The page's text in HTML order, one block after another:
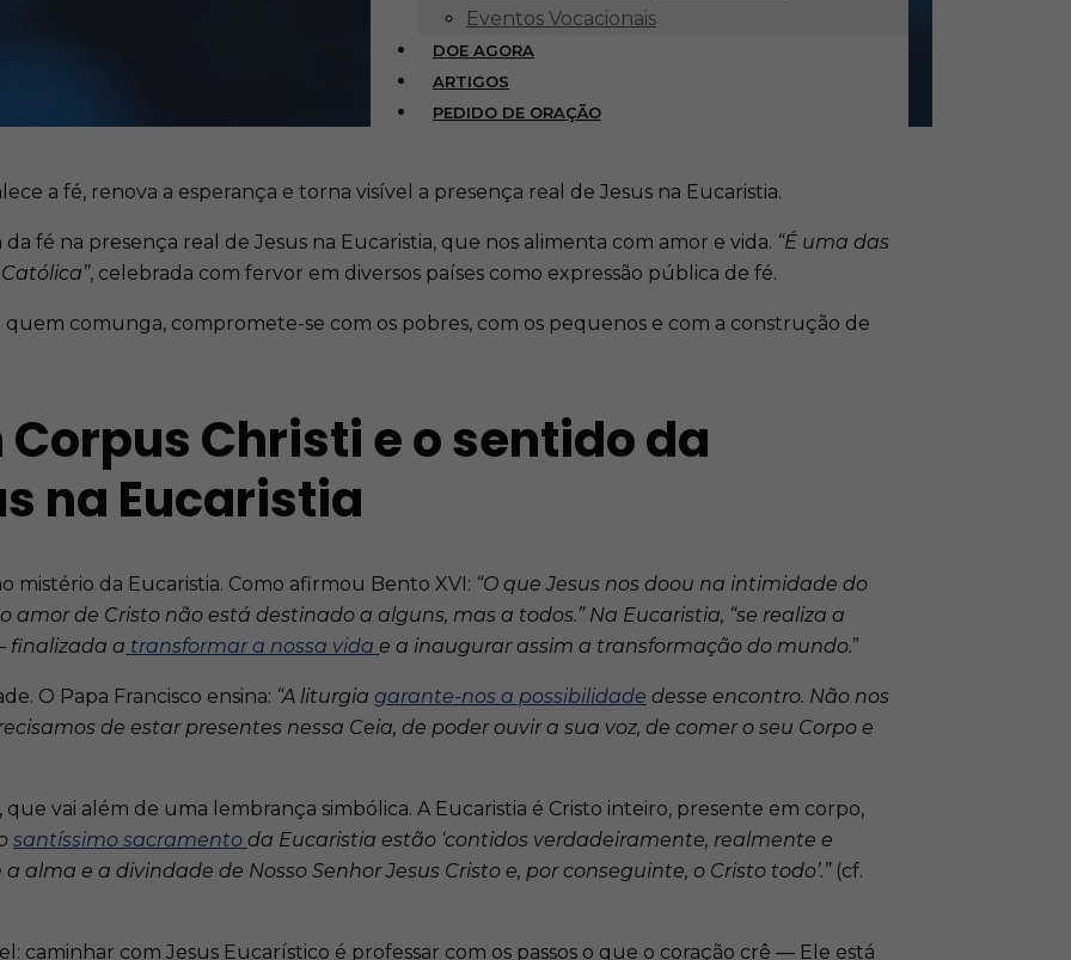
Eventos Vocacionais
DOE AGORA
ARTIGOS
PEDIDO DE ORAÇÃO
a fé, renova a esperança e torna visível a presença real de Jesus na Eucaristia.
fé na presença real de Jesus na Eucaristia, que nos alimenta com amor e vida. “É uma das
, celebrada com fervor em diversos países como expressão pública de fé.
quem comunga, compromete-se com os pobres, com os pequenos e com a construção de
Christi e o sentido da
na Eucaristia
mistério da Eucaristia. Como afirmou Bento XVI: “O que Jesus nos doou na intimidade do
de Cristo não está destinado a alguns, mas a todos.” Na Eucaristia, “se realiza a
finalizada a transformar a nossa vida e a inaugurar assim a transformação do mundo.”
O Papa Francisco ensina: “A liturgia garante-nos a possibilidade desse encontro. Não nos
de estar presentes nessa Ceia, de poder ouvir a sua voz, de comer o seu Corpo e
vai além de uma lembrança simbólica. A Eucaristia é Cristo inteiro, presente em corpo,
santíssimo sacramento da Eucaristia estão ‘contidos verdadeiramente, realmente e
e a divindade de Nosso Senhor Jesus Cristo e, por conseguinte, o Cristo todo’.”(cf.
caminhar com Jesus Eucarístico é professar com os passos o que o coração crê — Ele está